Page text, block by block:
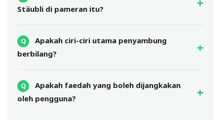
Stäubli di pameran itu?
Apakah ciri-ciri utama penyambung
berbilang?
Apakah faedah yang boleh dijangkakan
oleh pengguna?